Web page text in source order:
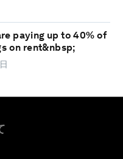
paying up to 40% of
on rent&nbsp;